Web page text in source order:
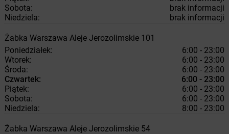
Sobota:
brak informacji
Niedziela:
brak informacji
Żabka Warszawa Aleje Jerozolimskie 101
Poniedziałek:
6:00 - 23:00
Wtorek:
6:00 - 23:00
Środa:
6:00 - 23:00
Czwartek:
6:00 - 23:00
Piątek:
6:00 - 23:00
Sobota:
6:00 - 23:00
Niedziela:
8:00 - 23:00
Żabka Warszawa Aleje Jerozolimskie 54